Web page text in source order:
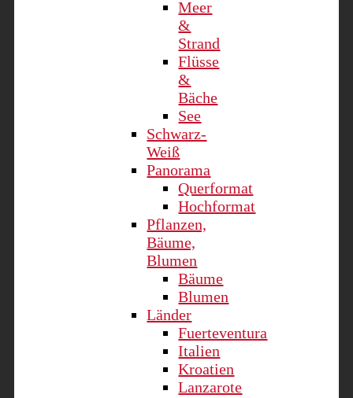
Meer
&
Strand
Flüsse
&
Bäche
See
Schwarz-
Weiß
Panorama
Querformat
Hochformat
Pflanzen,
Bäume,
Blumen
Bäume
Blumen
Länder
Fuerteventura
Italien
Kroatien
Lanzarote